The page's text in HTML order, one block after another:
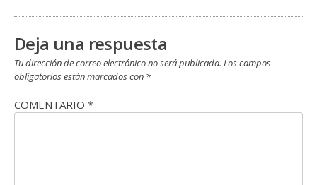
Deja una respuesta
Tu dirección de correo electrónico no será publicada. Los campos
obligatorios están marcados con *
COMENTARIO *